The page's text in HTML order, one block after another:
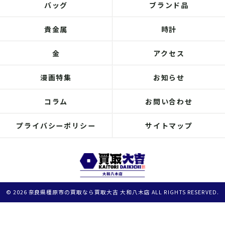
バッグ ブランド品
貴金属 時計
金 アクセス
漫画特集 お知らせ
コラム お問い合わせ
プライバシーポリシー サイトマップ
© 2026 奈良県橿原市の買取なら買取大吉 大和八木店 ALL RIGHTS RESERVED.